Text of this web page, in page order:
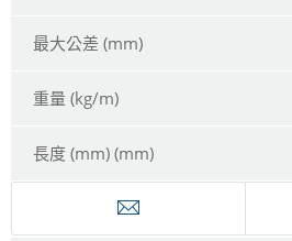
最大公差 (mm)
重量 (kg/m)
長度 (mm) (mm)